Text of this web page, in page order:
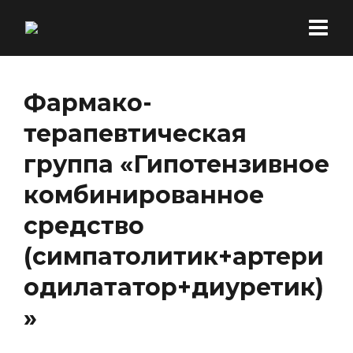
Фармако-
терапевтическая
группа «Гипотензивное
комбинированное
средство
(симпатолитик+артери
одилататор+диуретик)
»